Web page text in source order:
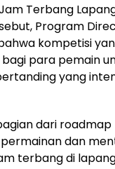
Terbang
Program
kompetisi
para pemain
yang
dari
permainan dan
terbang di